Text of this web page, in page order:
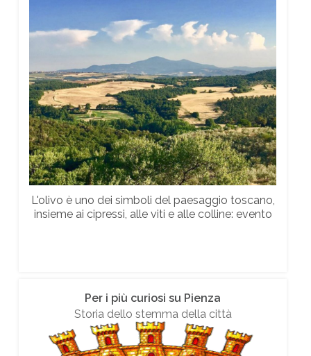
L'olivo è uno dei simboli del paesaggio toscano,
insieme ai cipressi, alle viti e alle colline: evento
Per i più curiosi su Pienza
Storia dello stemma della città